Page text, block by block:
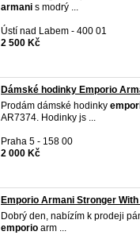
armani s modrý ...
Ústí nad Labem - 400 01
2 500 Kč
Dámské hodinky Emporio
Prodám dámské hodinky
AR7374. Hodinky js ...
Praha 5 - 158 00
2 000 Kč
Emporio Armani Stronger With
Dobrý den, nabízím k prodeji
emporio arm ...